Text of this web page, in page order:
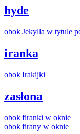
hyde
obok Jekylla w tytule
iranka
obok Irakijki
zasłona
obok firanki w oknie
obok firany w oknie